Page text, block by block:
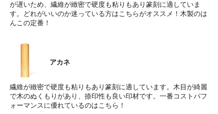
が遅いため、繊維が緻密で硬度も粘りもあり篆刻に適していま
す。どれがいいのか迷っている方はこちらがオススメ！木製のは
んこの定番！
アカネ
繊維が緻密で硬度も粘りもあり篆刻に適しています。木目が綺麗
で木のぬくもりがあり、捺印性も良い印材です。一番コストパフ
ォーマンスに優れているのはこちら！